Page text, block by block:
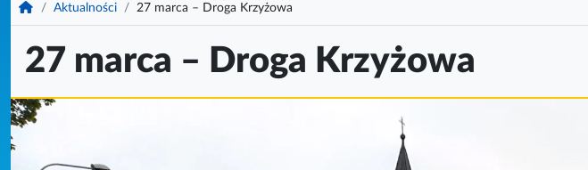
KomunikacjaPabianice.pl
Aktualności 27 marca – Droga Krzyżowa
27 marca – Droga Krzyżowa